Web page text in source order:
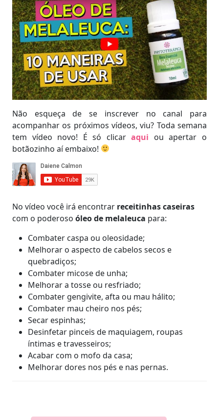
Não esqueça de se inscrever no canal para
acompanhar os próximos vídeos, viu? Toda semana
tem vídeo novo! É só clicaraqui ou apertar o
botãozinho aí embaixo!
No vídeo você irá encontrar receitinhas caseiras
com o poderoso óleo de melaleuca para:
Combater caspa ou oleosidade;
Melhorar o aspecto de cabelos secos e
quebradiços;
Combater micose de unha;
Melhorar a tosse ou resfriado;
Combater gengivite, afta ou mau hálito;
Combater mau cheiro nos pés;
Secar espinhas;
Desinfetar pinceis de maquiagem, roupas
íntimas e travesseiros;
Acabar com o mofo da casa;
Melhorar dores nos pés e nas pernas.